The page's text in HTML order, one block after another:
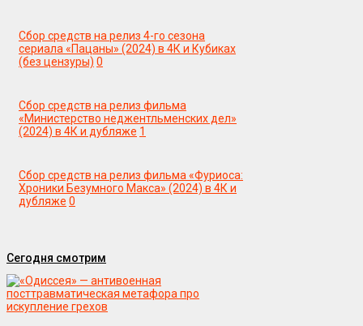
Сбор средств на релиз 4-го сезона
сериала «Пацаны» (2024) в 4К и Кубиках
(без цензуры) 0
Сбор средств на релиз фильма
«Министерство неджентльменских дел»
(2024) в 4К и дубляже 1
Сбор средств на релиз фильма «Фуриоса:
Хроники Безумного Макса» (2024) в 4К и
дубляже 0
Сегодня смотрим